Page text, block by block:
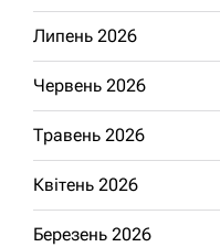
Липень 2026
Червень 2026
Травень 2026
Квітень 2026
Березень 2026